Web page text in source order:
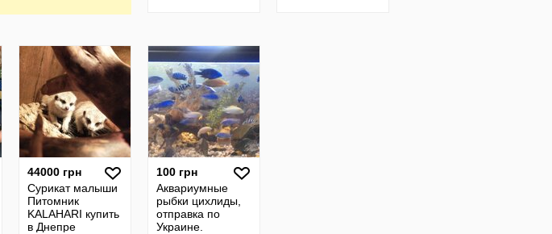
44000 грн
Сурикат малыши
Питомник
KALAHARI купить
в Днепре
100 грн
Аквариумные
рыбки цихлиды,
отправка по
Украине.